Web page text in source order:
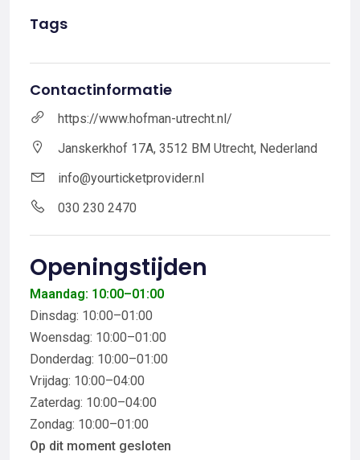
Tags
Contactinformatie
https://www.hofman-utrecht.nl/
Janskerkhof 17A, 3512 BM Utrecht, Nederland
info@yourticketprovider.nl
030 230 2470
Openingstijden
Maandag: 10:00–01:00
Dinsdag: 10:00–01:00
Woensdag: 10:00–01:00
Donderdag: 10:00–01:00
Vrijdag: 10:00–04:00
Zaterdag: 10:00–04:00
Zondag: 10:00–01:00
Op dit moment gesloten